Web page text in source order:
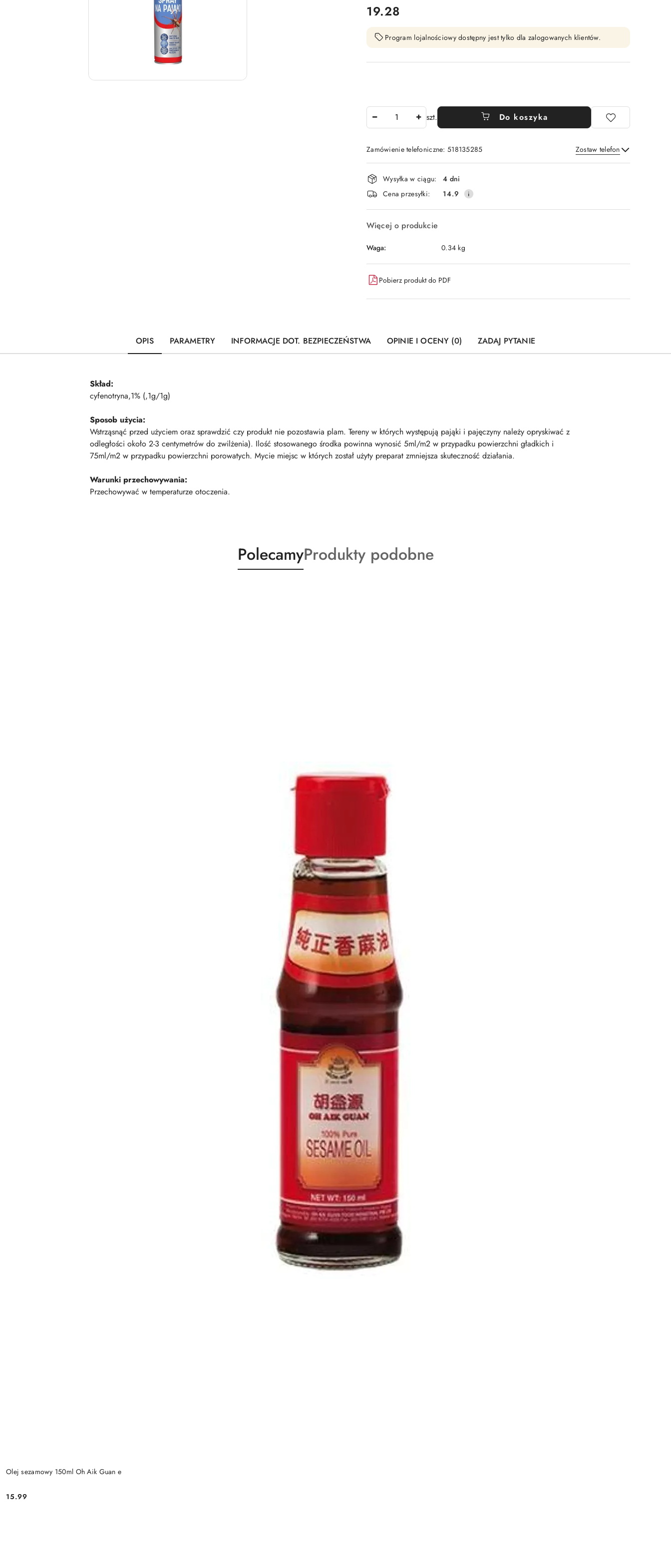
cena:
19.28
Program lojalnościowy dostępny jest tylko dla zalogowanych klientów.
szt. Do koszyka
Zamówienie telefoniczne: 518135285 Zostaw telefon
Wyślij
Dostępność
i
dostawa
Wysyłka w ciągu:
4 dni
Cena przesyłki:
14.9
Więcej o produkcie
Waga: 0.34 kg
Pobierz produkt do PDF
OPIS PARAMETRY INFORMACJE DOT. BEZPIECZEŃSTWA OPINIE I OCENY (0) ZADAJ PYTANIE
Skład:
cyfenotryna,1% (,1g/1g)
Sposob użycia:
Wstrząsnąć przed użyciem oraz sprawdzić czy produkt nie pozostawia plam. Tereny w których występują pająki i pajęczyny należy opryskiwać z
odległości około 2-3 centymetrów do zwilżenia). Ilość stosowanego środka powinna wynosić 5ml/m2 w przypadku powierzchni gładkich i
75ml/m2 w przypadku powierzchni porowatych. Mycie miejsc w których został użyty preparat zmniejsza skuteczność działania.
Warunki przechowywania:
Przechowywać w temperaturze otoczenia.
Produkty
o
PolecamyProdukty
o
Produkty podobne
Olej sezamowy 150ml Oh Aik Guan e
Cena:
15.99